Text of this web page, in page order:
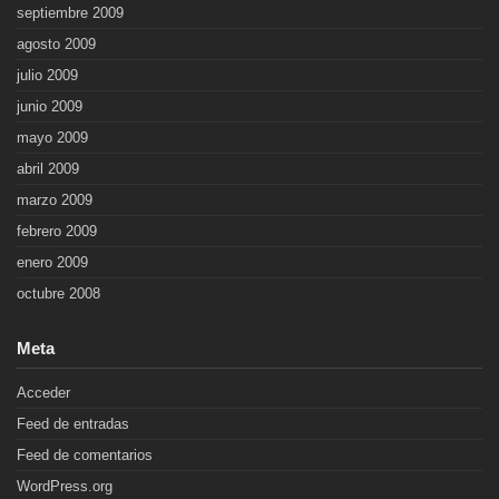
septiembre 2009
agosto 2009
julio 2009
junio 2009
mayo 2009
abril 2009
marzo 2009
febrero 2009
enero 2009
octubre 2008
Meta
Acceder
Feed de entradas
Feed de comentarios
WordPress.org